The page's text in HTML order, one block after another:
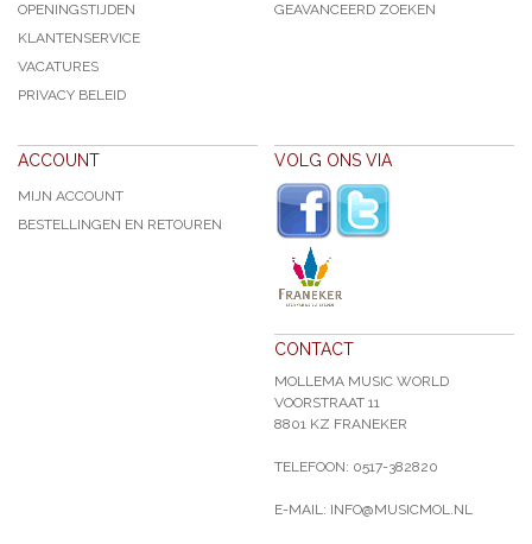
OPENINGSTIJDEN
KLANTENSERVICE
VACATURES
PRIVACY BELEID
GEAVANCEERD ZOEKEN
ACCOUNT
MIJN ACCOUNT
BESTELLINGEN EN RETOUREN
VOLG ONS VIA
CONTACT
MOLLEMA MUSIC WORLD
VOORSTRAAT 11
8801 KZ FRANEKER
TELEFOON: 0517-382820
E-MAIL: INFO@MUSICMOL.NL